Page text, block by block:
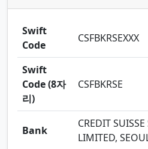
Swift
Code
CSFBKRSEXXX
Swift
Code (8자
리)
CSFBKRSE
Bank
CREDIT
LIMITED,